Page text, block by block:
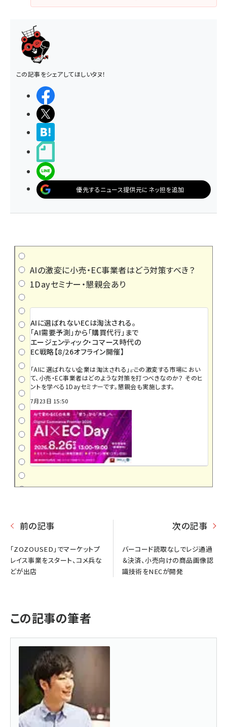
この記事をシェアしてほしいタヌ！
優先するニュース提供元にネッ担を追加
AIの激変に小売・EC事業者はどう対策すべき？
1Dayセミナー・懇親会あり
AIに選ばれないECは淘汰される。
「AI需要予測」から「購買代行」まで
エージェンティック・コマース時代の
EC戦略【8/26オフライン開催】
「AIに選ばれない企業は淘汰される」――。この激変する市場におい
て、小売・EC事業者はどのような対策を打つべきなのか？ そのヒ
ントを学べる1Dayセミナーです。懇親会も実施します。
7月23日 15:50
前の記事
「ZOZOUSED」でマーケットプ
レイス事業をスタート、コメ兵な
どが出店
次の記事
バーコード読取なしでレジ通過
＆決済、小売向けの商品画像認
識技術をNECが開発
この記事の筆者